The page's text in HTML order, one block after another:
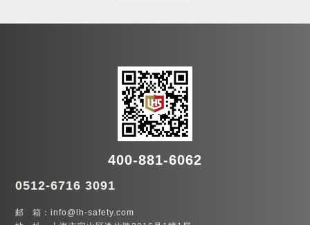
400-881-6062
0512-6716 3091
邮 箱：info@lh-safety.com